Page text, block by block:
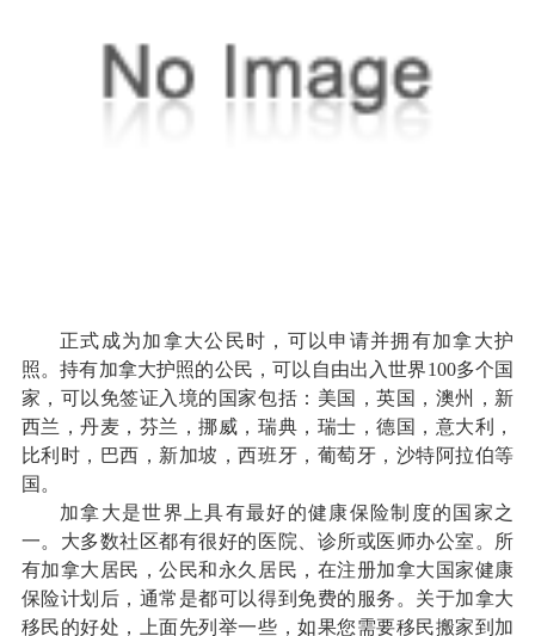
正式成为加拿大公民时，可以申请并拥有加拿大护
照。持有加拿大护照的公民，可以自由出入世界100多个国
家，可以免签证入境的国家包括：美国，英国，澳州，新
西兰，丹麦，芬兰，挪威，瑞典，瑞士，德国，意大利，
比利时，巴西，新加坡，西班牙，葡萄牙，沙特阿拉伯等
国。
加拿大是世界上具有最好的健康保险制度的国家之
一。大多数社区都有很好的医院、诊所或医师办公室。所
有加拿大居民，公民和永久居民，在注册加拿大国家健康
保险计划后，通常是都可以得到免费的服务。关于加拿大
移民的好处，上面先列举一些，如果您需要移民搬家到加